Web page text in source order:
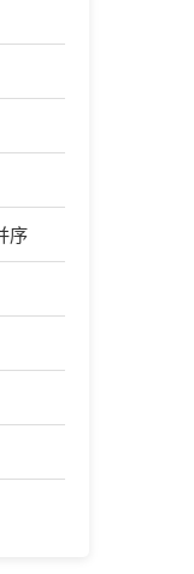
序